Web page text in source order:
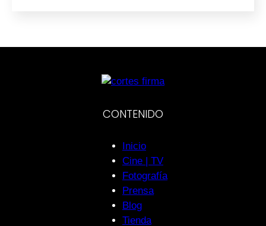
CONTENIDO
Inicio
Cine | TV
Fotografía
Prensa
Blog
Tienda